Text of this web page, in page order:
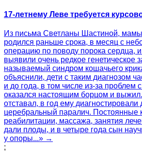
17-летнему Леве требуется
Из письма Светланы Шастиной,
родился раньше срока, в месяц с
операцию по поводу порока сердца,
выявили очень редкое генетическое
называемый синдром кошачьего
объяснили, дети с таким диагнозом
и до года, в том числе из-за проблем
оказался настоящим борцом и
отставал, в год ему диагностировали
церебральный паралич. Постоянные
реабилитации, массажа, занятия
дали плоды, и в четыре года сын
у опоры...» →
;